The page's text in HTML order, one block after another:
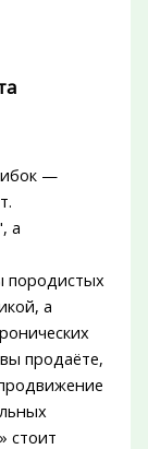
—
а
породистых
а
продаёте,
стоит